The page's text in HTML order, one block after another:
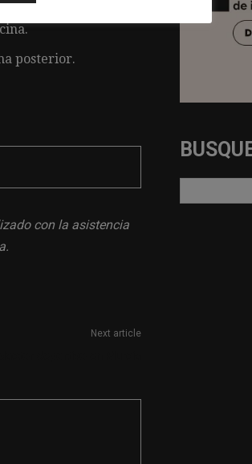
posterior.
con la asistencia
Next article